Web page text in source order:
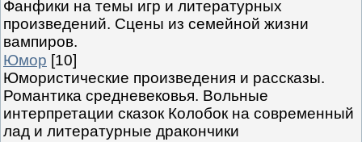
Фанфики на темы игр и литературных
произведений. Сцены из семейной жизни
вампиров.
Юмор [10]
Юмористические произведения и рассказы.
Романтика средневековья. Вольные
интерпретации сказок Колобок на современный
лад и литературные дракончики